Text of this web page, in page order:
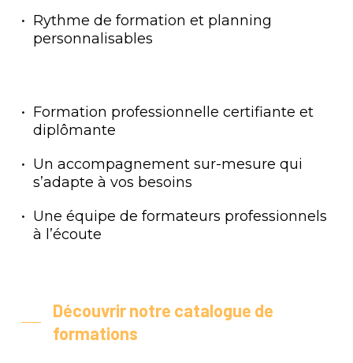
Rythme de formation et planning
personnalisables
Formation professionnelle certifiante et
diplômante
Un accompagnement sur-mesure qui
s’adapte à vos besoins
Une équipe de formateurs professionnels
à l’écoute
Découvrir notre catalogue de
formations